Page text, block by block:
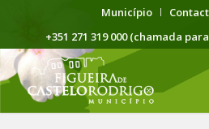
Município
+351 271 319 000 (chamada